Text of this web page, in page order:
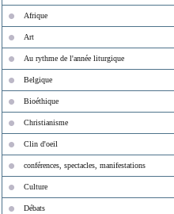
Afrique
Art
Au rythme de l'année liturgique
Belgique
Bioéthique
Christianisme
Clin d'oeil
conférences, spectacles, manifestations
Culture
Débats